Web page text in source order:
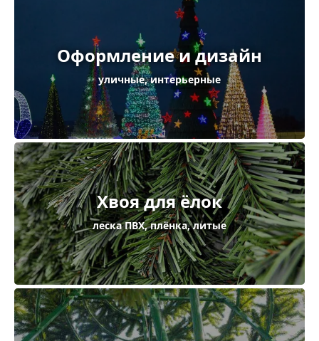
Оформление и дизайн
уличные, интерьерные
Хвоя для ёлок
леска ПВХ, плёнка, литые